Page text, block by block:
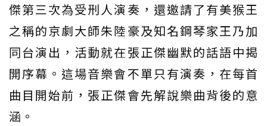
傑第三次為受刑人演奏，還邀請了有美猴王
之稱的京劇大師朱陸豪及知名鋼琴家王乃加
同台演出，活動就在張正傑幽默的話語中揭
開序幕。這場音樂會不單只有演奏，在每首
曲目開始前，張正傑會先解說樂曲背後的意
涵。